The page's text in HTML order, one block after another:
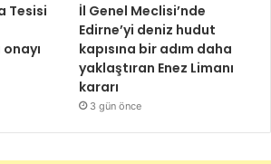
Tesisi
İl Genel Meclisi’nde
Edirne’yi deniz hudut
kapısına bir adım daha
yaklaştıran Enez Limanı
kararı
3 gün önce